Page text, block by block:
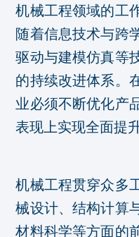
机械工程领域的工
随着信息技术与跨
驱动与建模仿真等
的持续改进体系。
业必须不断优化产
表现上实现全面提升
机械工程贯穿众多
械设计、结构计算
材料科学等方面的